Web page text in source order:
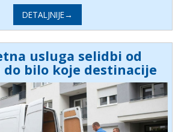
DETALJNIJE→
usluga selidbi od
do bilo koje destinacije